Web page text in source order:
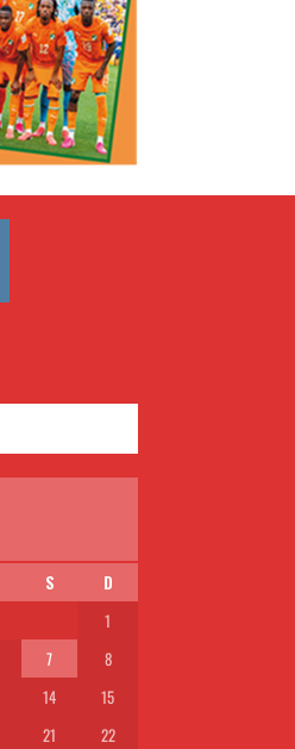
S
D
1
7
8
14
15
21
22